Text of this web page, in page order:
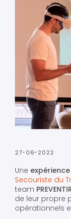
27-06-2022
Une
Secouriste du
team
de leur propre
opérationnels